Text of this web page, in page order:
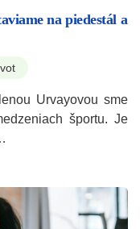
na piedestál a
Urvayovou sme
športu. Je